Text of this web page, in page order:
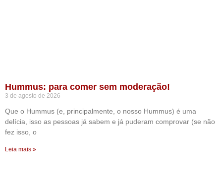
Hummus: para comer sem moderação!
3 de agosto de 2026
Que o Hummus (e, principalmente, o nosso Hummus) é uma
delícia, isso as pessoas já sabem e já puderam comprovar (se não
fez isso, o
Leia mais »